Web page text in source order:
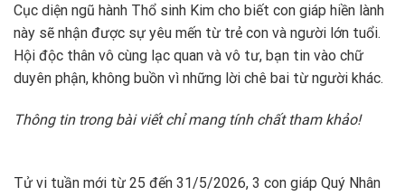
Cục diện ngũ hành Thổ sinh Kim cho biết con giáp hiền lành
này sẽ nhận được sự yêu mến từ trẻ con và người lớn tuổi.
Hội độc thân vô cùng lạc quan và vô tư, bạn tin vào chữ
duyên phận, không buồn vì những lời chê bai từ người khác.
Thông tin trong bài viết chỉ mang tính chất tham khảo!
Tử vi tuần mới từ 25 đến 31/5/2026, 3 con giáp Quý Nhân